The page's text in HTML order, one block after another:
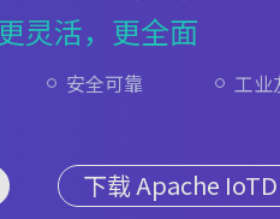
灵活，更全面
安全可靠 工业
下载 Apache